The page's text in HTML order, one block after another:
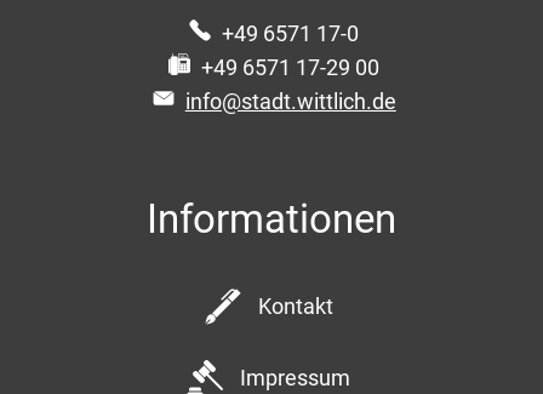
+49 6571 17-0
+49 6571 17-29 00
info@stadt.wittlich.de
Informationen
Kontakt
Impressum